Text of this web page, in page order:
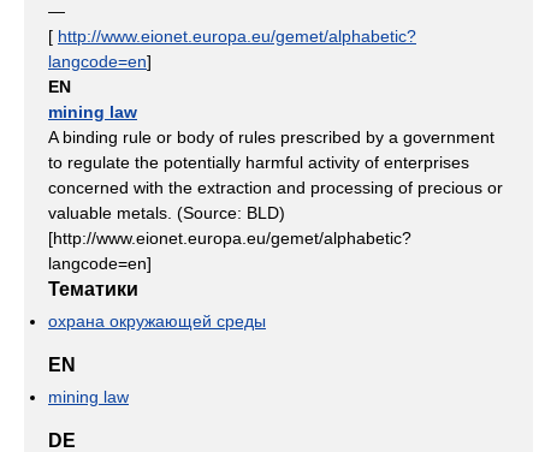
—
[ http://www.eionet.europa.eu/gemet/alphabetic?
langcode=en]
EN
mining law
A binding rule or body of rules prescribed by a government
to regulate the potentially harmful activity of enterprises
concerned with the extraction and processing of precious or
valuable metals. (Source: BLD)
[http://www.eionet.europa.eu/gemet/alphabetic?
langcode=en]
Тематики
охрана окружающей среды
EN
mining law
DE